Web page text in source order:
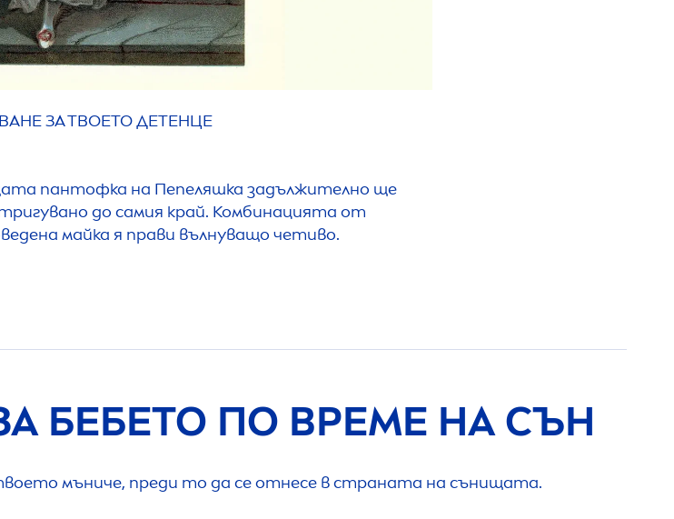
ЗА ТВОЕТО ДЕТЕНЦЕ
пантофка на Пепеляшка задължително ще
до самия край. Комбинацията от
майка я прави вълнуващо четиво.
БЕБЕТО ПО ВРЕМЕ НА СЪН
мъниче, преди то да се отнесе в страната на сънищата.